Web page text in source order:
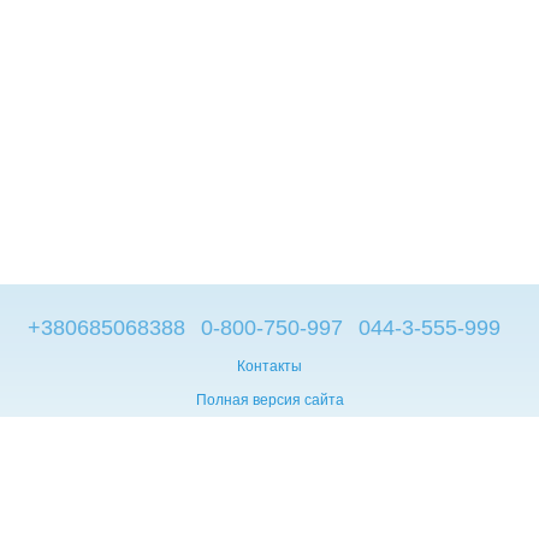
+380685068388 0-800-750-997 044-3-555-999
Контакты
Полная версия сайта